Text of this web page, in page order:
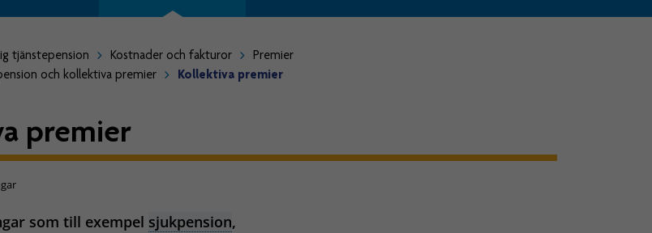
tjänstepension Kostnader och fakturor
Premier
och kollektiva premier
Kollektiva premier
premier
som till exempel sjukpension,